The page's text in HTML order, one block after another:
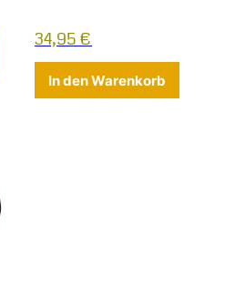
Dieses Produkt weist mehrere
34,95€
In den Warenkorb